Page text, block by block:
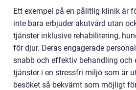
Ett exempel på en pålitlig klinik är
inte bara erbjuder akutvård utan
tjänster inklusive rehabilitering,
för djur. Deras engagerade
snabb och effektiv behandling och
tjänster i en stressfri miljö som är
besöket så bekvämt som möjligt